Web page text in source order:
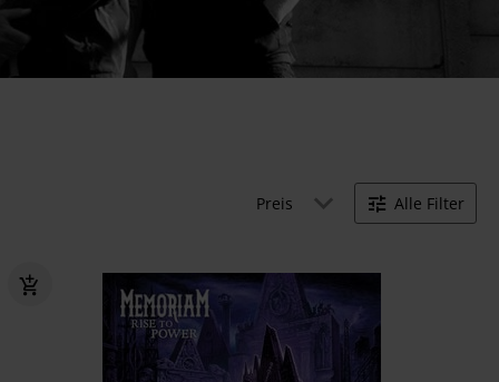
Preis Alle Filter